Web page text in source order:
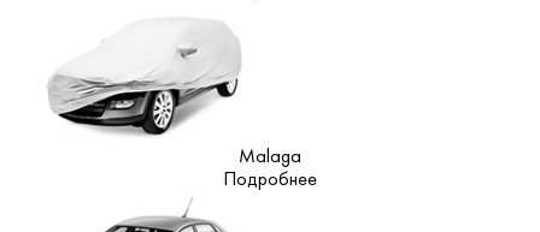
Malaga
Подробнее